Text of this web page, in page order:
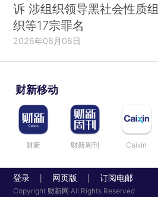
诉 涉组织领导黑社会性质组
织等17宗罪名
2026年08月08日
财新移动
财新 财新周刊 Caixin
登录 网页版 订阅电邮
Copyright 财新网 All Rights Reserved